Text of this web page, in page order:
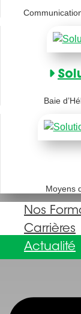
Baie
Moyens
Nos
Carrières
Actualité